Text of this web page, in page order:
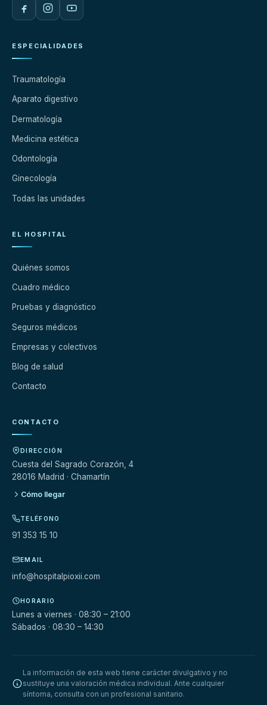
ESPECIALIDADES
Traumatología
Aparato digestivo
Dermatología
Medicina estética
Odontología
Ginecología
Todas las unidades
EL HOSPITAL
Quiénes somos
Cuadro médico
Pruebas y diagnóstico
Seguros médicos
Empresas y colectivos
Blog de salud
Contacto
CONTACTO
DIRECCIÓN
Cuesta del Sagrado Corazón, 4
28016 Madrid · Chamartín
Cómo llegar
TELÉFONO
91 353 15 10
EMAIL
info@hospitalpioxii.com
HORARIO
Lunes a viernes · 08:30 – 21:00
Sábados · 08:30 – 14:30
La información de esta web tiene carácter divulgativo y no
sustituye una valoración médica individual. Ante cualquier
síntoma, consulta con un profesional sanitario.